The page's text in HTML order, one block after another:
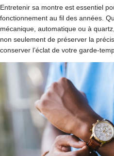
Entretenir sa montre est essentiel
fonctionnement au fil des années.
mécanique, automatique ou à
non seulement de préserver la
conserver l’éclat de votre garde-